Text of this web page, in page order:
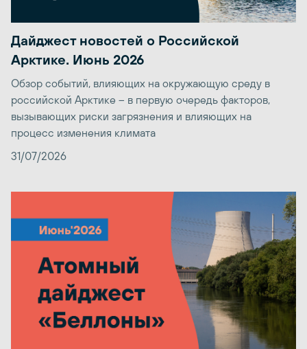
Дайджест новостей о Российской
Арктике. Июнь 2026
Обзор событий, влияющих на окружающую среду в
российской Арктике – в первую очередь факторов,
вызывающих риски загрязнения и влияющих на
процесс изменения климата
31/07/2026